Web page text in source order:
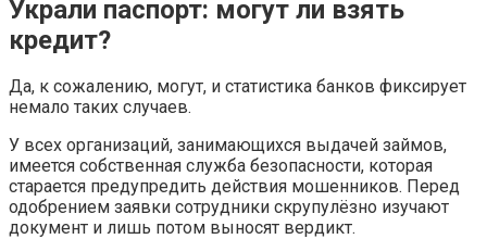
Украли паспорт: могут ли взять
кредит?
Да, к сожалению, могут, и статистика банков фиксирует
немало таких случаев.
У всех организаций, занимающихся выдачей займов,
имеется собственная служба безопасности, которая
старается предупредить действия мошенников. Перед
одобрением заявки сотрудники скрупулёзно изучают
документ и лишь потом выносят вердикт.